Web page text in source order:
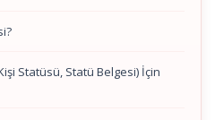
Statüsü, Statü Belgesi) İçin